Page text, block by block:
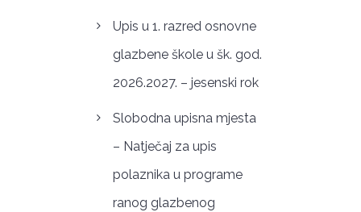
Upis u 1. razred osnovne
glazbene škole u šk. god.
2026.2027. – jesenski rok
Slobodna upisna mjesta
– Natječaj za upis
polaznika u programe
ranog glazbenog